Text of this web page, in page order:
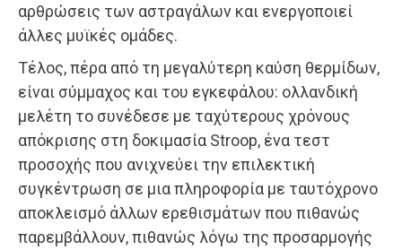
αρθρώσεις των αστραγάλων και ενεργοποιεί
άλλες μυϊκές ομάδες.
Τέλος, πέρα από τη μεγαλύτερη καύση θερμίδων,
είναι σύμμαχος και του εγκεφάλου: ολλανδική
μελέτη το συνέδεσε με ταχύτερους χρόνους
απόκρισης στη δοκιμασία Stroop, ένα τεστ
προσοχής που ανιχνεύει την επιλεκτική
συγκέντρωση σε μια πληροφορία με ταυτόχρονο
αποκλεισμό άλλων ερεθισμάτων που πιθανώς
παρεμβάλλουν, πιθανώς λόγω της προσαρμογής